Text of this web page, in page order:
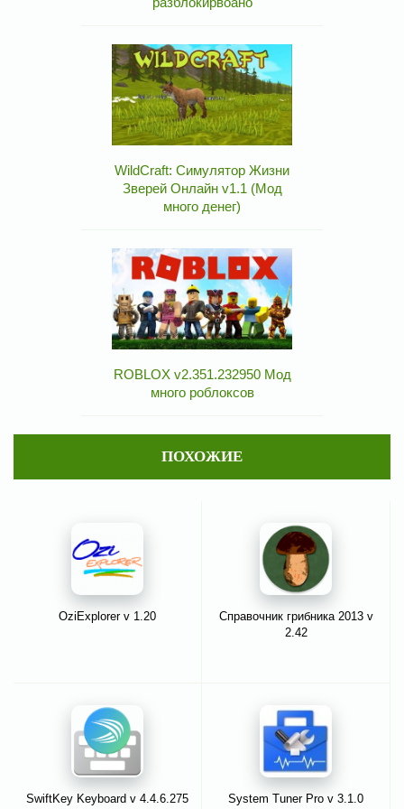
WildCraft: Симулятор Жизни
Зверей Онлайн v1.1 (Мод
много денег)
ROBLOX v2.351.232950 Мод
много роблоксов
ПОХОЖИЕ
OziExplorer v 1.20
Справочник грибника 2013 v
2.42
SwiftKey Keyboard v 4.4.6.275 System Tuner Pro v 3.1.0